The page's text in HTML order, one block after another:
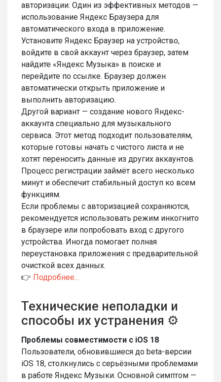
авторизации. Один из эффективных методов —
использование Яндекс Браузера для
автоматического входа в приложение.
Установите Яндекс Браузер на устройство,
войдите в свой аккаунт через браузер, затем
найдите «Яндекс Музыка» в поиске и
перейдите по ссылке. Браузер должен
автоматически открыть приложение и
выполнить авторизацию.
Другой вариант — создание нового Яндекс-
аккаунта специально для музыкального
сервиса. Этот метод подходит пользователям,
которые готовы начать с чистого листа и не
хотят переносить данные из других аккаунтов.
Процесс регистрации займёт всего несколько
минут и обеспечит стабильный доступ ко всем
функциям.
Если проблемы с авторизацией сохраняются,
рекомендуется использовать режим инкогнито
в браузере или попробовать вход с другого
устройства. Иногда помогает полная
переустановка приложения с предварительной
очисткой всех данных.
👉 Подробнее...
Технические неполадки и
способы их устранения ⚙️
Проблемы совместимости с iOS 18
Пользователи, обновившиеся до beta-версии
iOS 18, столкнулись с серьёзными проблемами
в работе Яндекс Музыки. Основной симптом —